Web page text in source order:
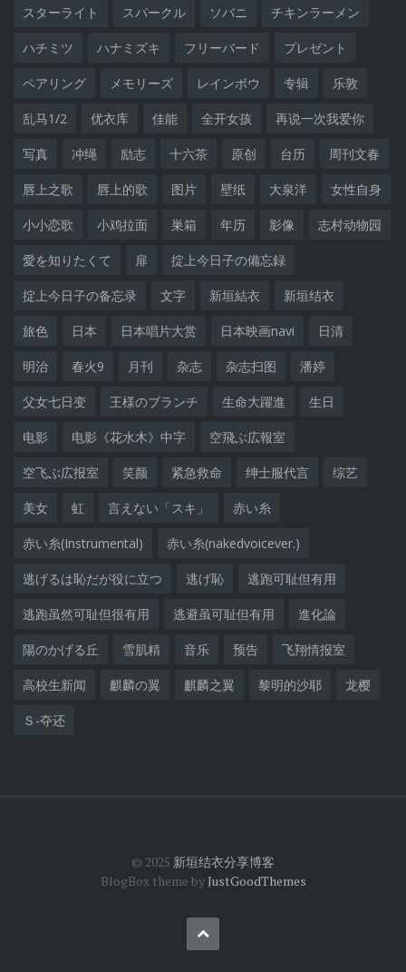
スターライト スパークル ソバニ チキンラーメン
ハチミツ ハナミズキ フリーバード プレゼント
ペアリング メモリーズ レインボウ 专辑 乐敦
乱马1/2 优衣库 佳能 全开女孩 再说一次我爱你
写真 冲绳 励志 十六茶 原创 台历 周刊文春
唇上之歌 唇上的歌 图片 壁纸 大泉洋 女性自身
小小恋歌 小鸡拉面 巣箱 年历 影像 志村动物园
愛を知りたくて 扉 掟上今日子の備忘録
掟上今日子の备忘录 文字 新垣結衣 新垣结衣
旅色 日本 日本唱片大赏 日本映画navi 日清
明治 春火9 月刊 杂志 杂志扫图 潘婷
父女七日变 王様のブランチ 生命大躍進 生日
电影 电影《花水木》中字 空飛ぶ広報室
空飞ぶ広报室 笑颜 紧急救命 绅士服代言 综艺
美女 虹 言えない「スキ」 赤い糸
赤い糸(Instrumental) 赤い糸(nakedvoicever.)
逃げるは恥だが役に立つ 逃げ恥 逃跑可耻但有用
逃跑虽然可耻但很有用 逃避虽可耻但有用 進化論
陽のかげる丘 雪肌精 音乐 预告 飞翔情报室
高校生新闻 麒麟の翼 麒麟之翼 黎明的沙耶 龙樱
Ｓ-夺还
© 2025 新垣结衣分享博客
BlogBox theme byJustGoodThemes